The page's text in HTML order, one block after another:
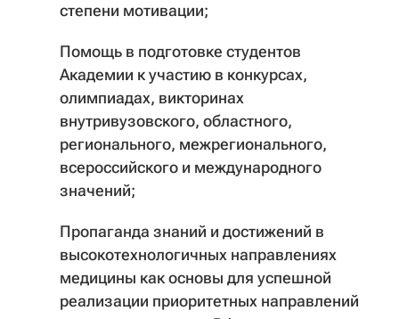
степени мотивации;
Помощь в подготовке студентов
Академии к участию в конкурсах,
олимпиадах, викторинах
внутривузовского, областного,
регионального, межрегионального,
всероссийского и международного
значений;
Пропаганда знаний и достижений в
высокотехнологичных направлениях
медицины как основы для успешной
реализации приоритетных направлений